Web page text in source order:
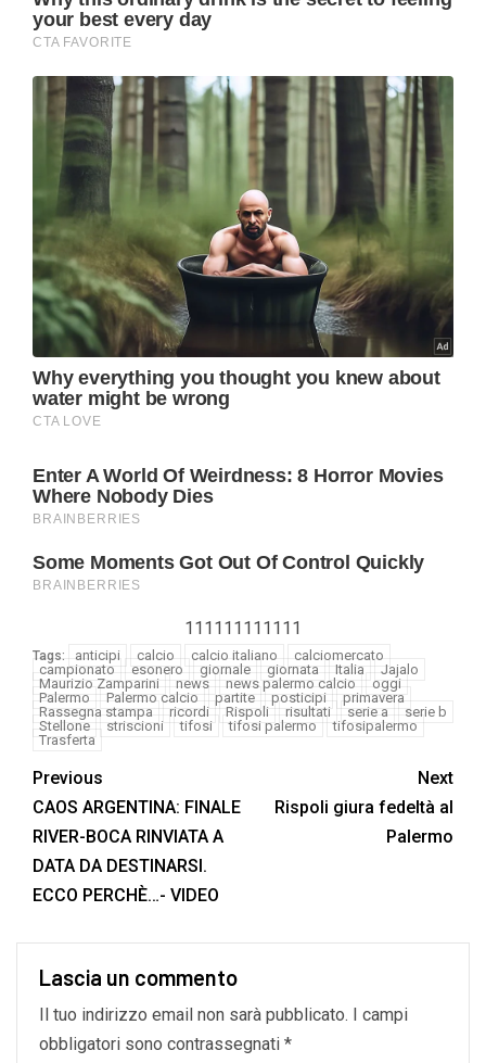
111111111111
Tags: anticipi calcio calcio italiano
calciomercato
campionato
esonero giornale giornata Italia
Jajalo
Maurizio Zamparini
news news palermo calcio
oggi
Palermo
Palermo calcio partite posticipi
primavera
Rassegna stampa
ricordi Rispoli risultati serie a
serie b
Stellone
striscioni tifosi tifosi palermo
tifosipalermo
Trasferta
Previous
CAOS ARGENTINA: FINALE
RIVER-BOCA RINVIATA A
DATA DA DESTINARSI.
ECCO PERCHÈ…- VIDEO
Next
Rispoli giura fedeltà al
Palermo
Lascia un commento
Il tuo indirizzo email non sarà pubblicato. I campi
obbligatori sono contrassegnati *